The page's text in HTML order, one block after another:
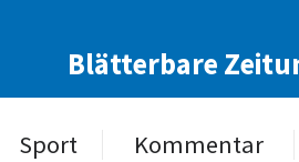
Blätterbare
Sport Kommentar